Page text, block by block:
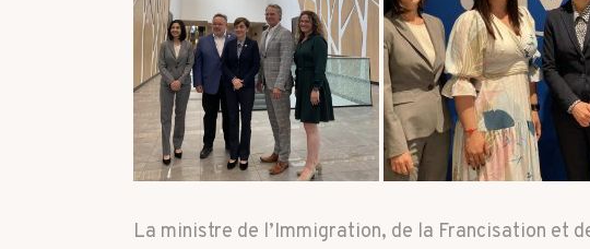
La ministre de l’Immigration, de la Francisation et